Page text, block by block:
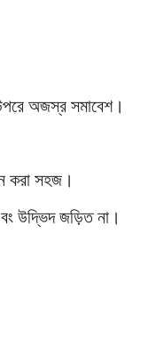
অজস্র সমাবেশ।
করা সহজ।
উদ্ভিদ জড়িত না।